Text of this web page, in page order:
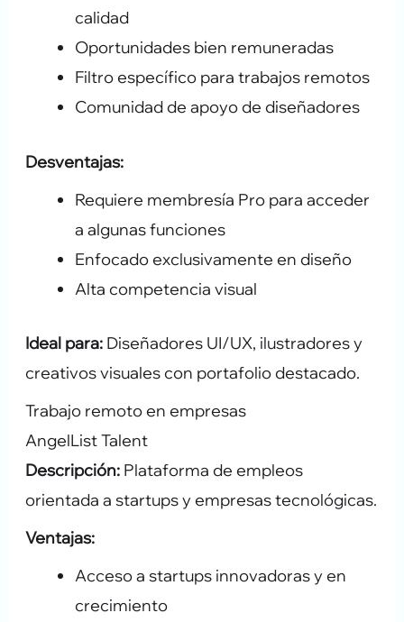
calidad
Oportunidades bien remuneradas
Filtro específico para trabajos remotos
Comunidad de apoyo de diseñadores
Desventajas:
Requiere membresía Pro para acceder
a algunas funciones
Enfocado exclusivamente en diseño
Alta competencia visual
Ideal para: Diseñadores UI/UX, ilustradores y
creativos visuales con portafolio destacado.
Trabajo remoto en empresas
AngelList Talent
Descripción: Plataforma de empleos
orientada a startups y empresas tecnológicas.
Ventajas:
Acceso a startups innovadoras y en
crecimiento